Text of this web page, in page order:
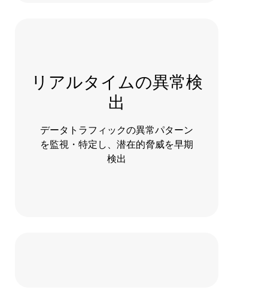
リアルタイムの異常検
出
データトラフィックの異常パターン
を監視・特定し、潜在的脅威を早期
検出